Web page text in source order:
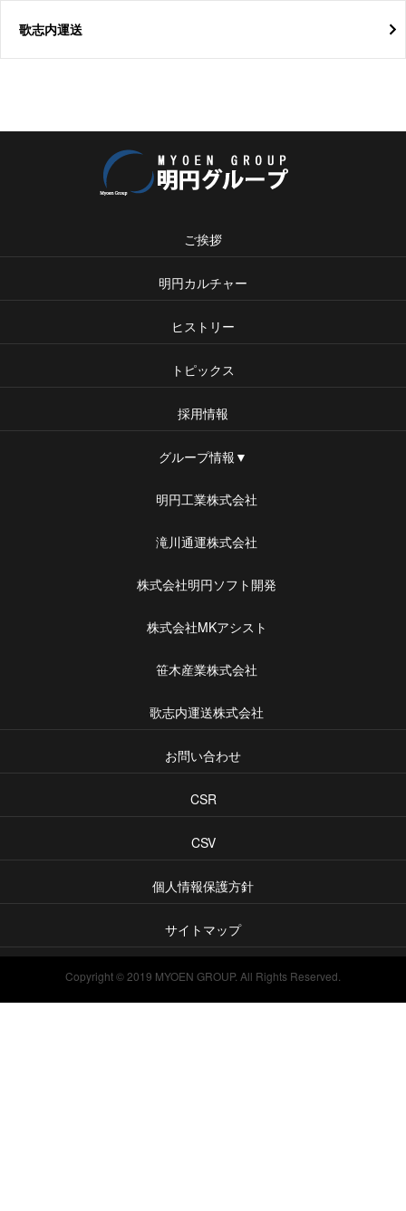
歌志内運送
ご挨拶
明円カルチャー
ヒストリー
トピックス
採用情報
グループ情報▼
明円工業株式会社
滝川通運株式会社
株式会社明円ソフト開発
株式会社MKアシスト
笹木産業株式会社
歌志内運送株式会社
お問い合わせ
CSR
CSV
個人情報保護方針
サイトマップ
Copyright © 2019 MYOEN GROUP. All Rights Reserved.